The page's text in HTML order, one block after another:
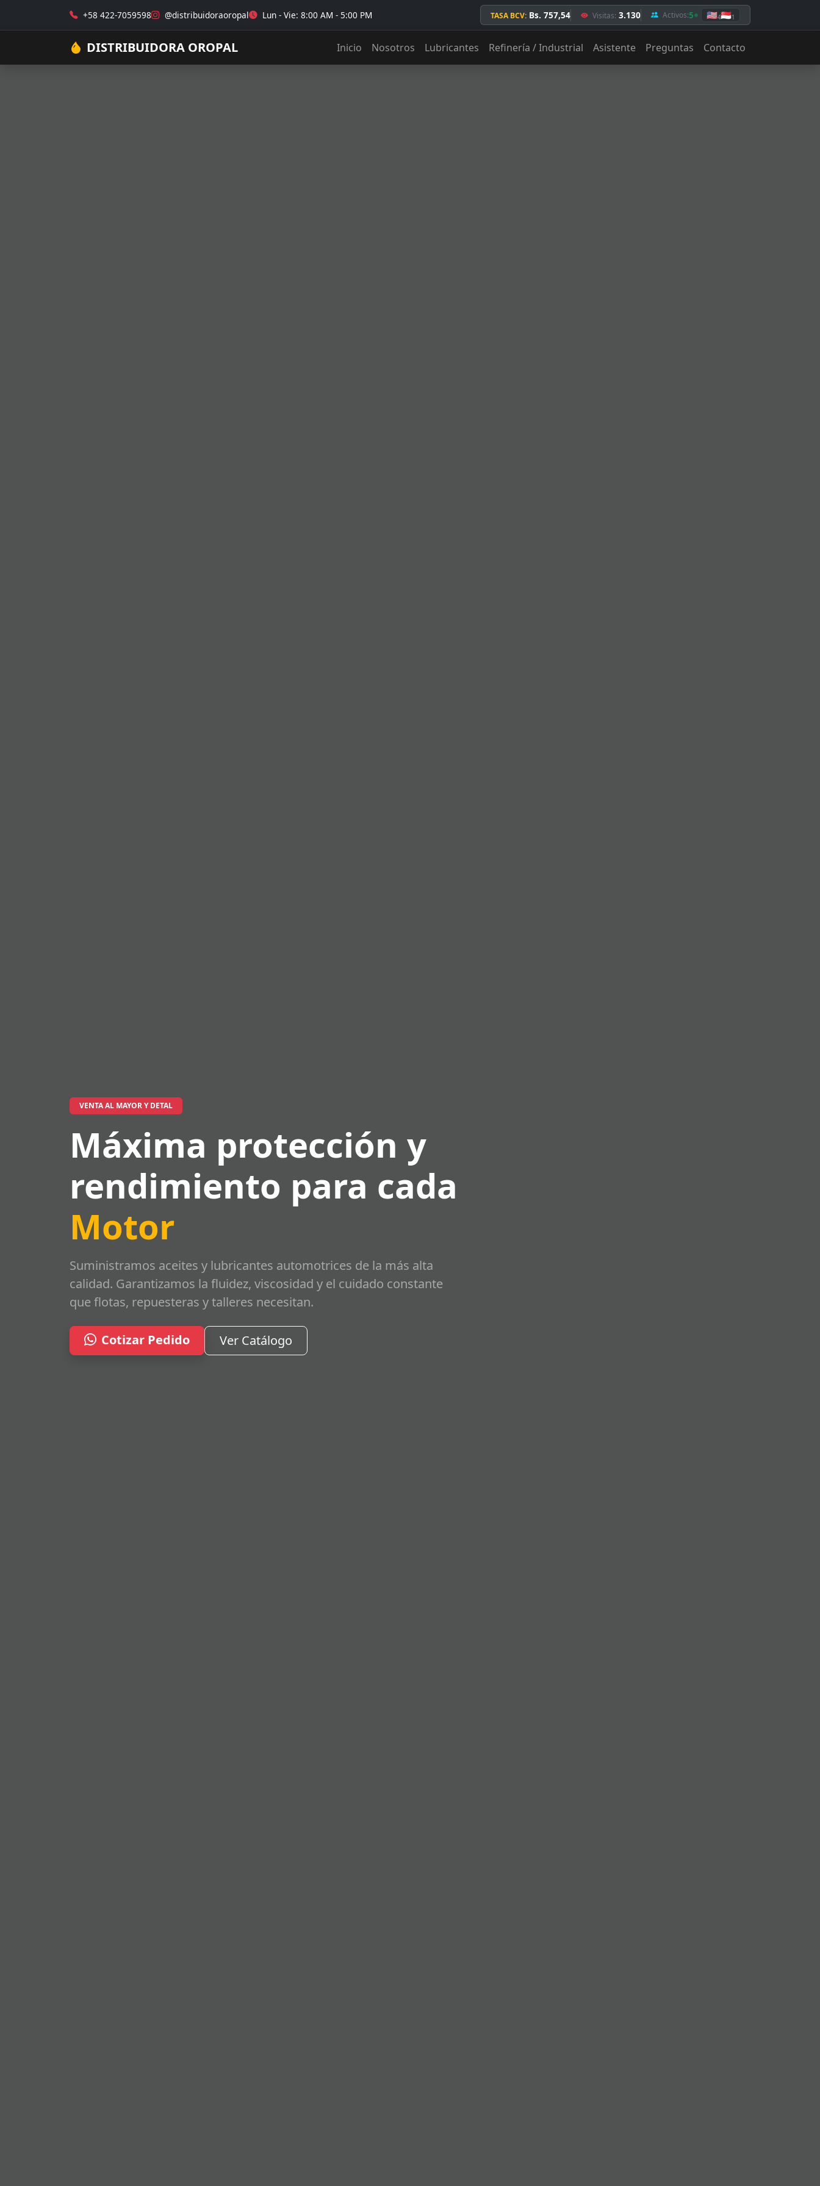
+58 422-7059598 @distribuidoraoropal Lun - Vie: 8:00 AM - 5:00 PM TASA BCV: Bs. 757,54 Visitas: 3.130 Activos:5 🇺🇸4🇸🇬1
DISTRIBUIDORA OROPAL Inicio Nosotros Lubricantes Refinería / Industrial Asistente Preguntas Contacto
VENTA AL MAYOR Y DETAL
Máxima protección y
rendimiento para cada
Motor
Suministramos aceites y lubricantes automotrices de la más alta
calidad. Garantizamos la fluidez, viscosidad y el cuidado constante
que flotas, repuesteras y talleres necesitan.
Cotizar Pedido Ver Catálogo